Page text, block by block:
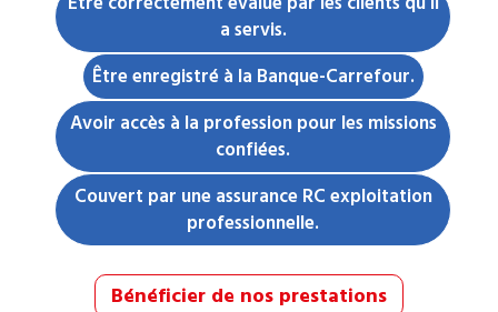
a servis.
Être enregistré à la Banque-Carrefour.
Avoir accès à la profession pour les missions
confiées.
Couvert par une assurance RC exploitation
professionnelle.
Bénéficier de nos prestations